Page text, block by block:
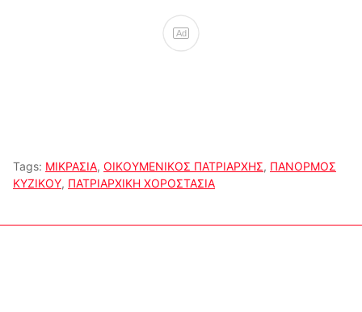
Ad
Tags: ΜΙΚΡΑΣΙΑ, ΟΙΚΟΥΜΕΝΙΚΟΣ ΠΑΤΡΙΑΡΧΗΣ, ΠΑΝΟΡΜΟΣ
ΚΥΖΙΚΟΥ, ΠΑΤΡΙΑΡΧΙΚΗ ΧΟΡΟΣΤΑΣΙΑ